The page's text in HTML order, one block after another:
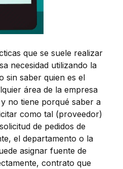
que se suele realizar
necesidad utilizando la
sin saber quien es el
área de la empresa
no tiene porqué saber a
como tal (proveedor)
de pedidos de
el departamento o la
asignar fuente de
contrato que